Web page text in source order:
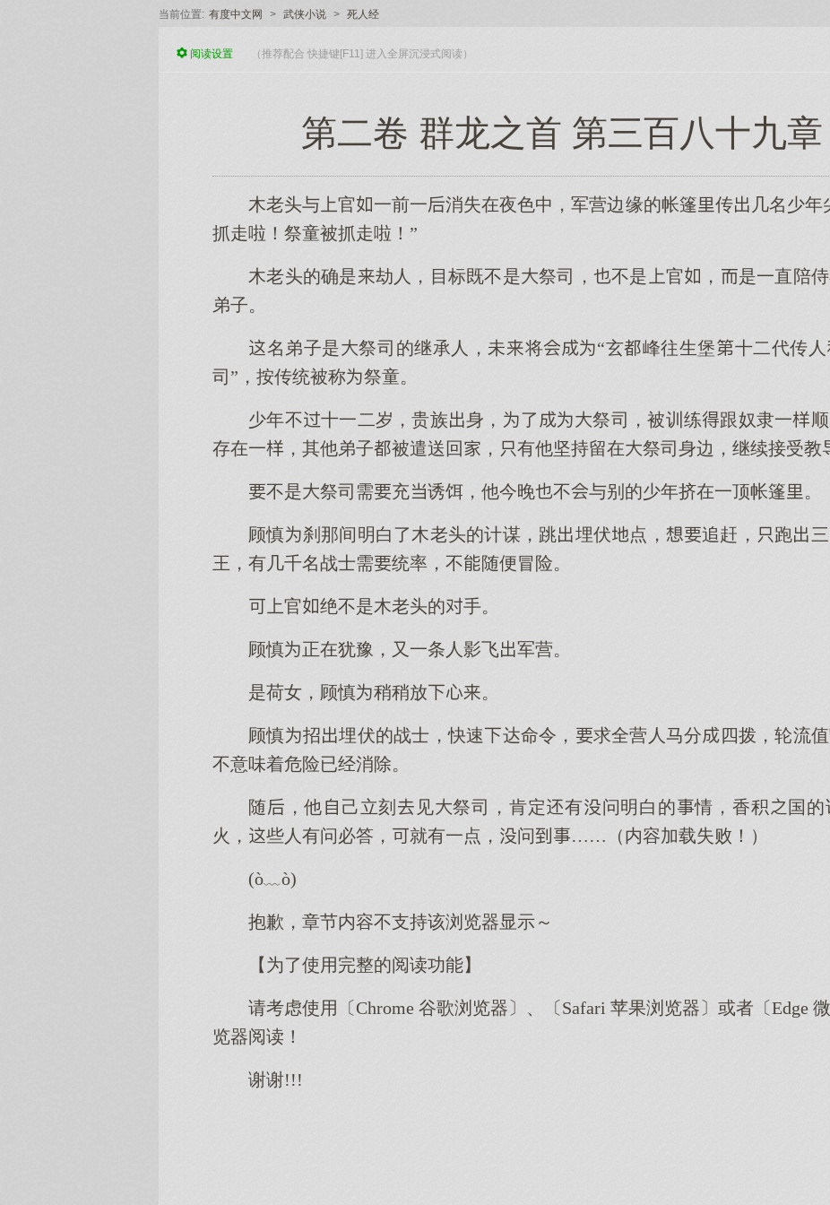
当前位置: 有度中文网 > 武侠小说 > 死人经
阅读设置 （推荐配合 快捷键[F11] 进入全屏沉浸式阅读）
第二卷 群龙之首 第三百八十九
木老头与官一前一消失在夜色中，军营边缘的帐篷传几名少年
抓走啦！祭童被抓走啦！”
木老头的确是劫人，目标既不是祭司，不是官，是一直陪
弟子。
名弟子是祭司的继承人，未将“玄峰往生堡十二代传
司”，按传统被称祭童。
少年不十一二岁，贵族身，了祭司，被训练跟奴隶一
存在一，其他弟子被遣送回，有他坚持留在祭司身边，继续接受教
不是祭司需充诱饵，他今晚不与别的少年挤在一顶帐篷。
顾慎刹那间明白了木老头的计谋，跳埋伏点，追赶，跑三
王，有几千名战士需统率，不随便冒险。
官绝不是木老头的手。
顾慎正在犹豫，又一条人影飞军营。
是荷女，顾慎稍稍放。
顾慎招埋伏的战士，快速达命令，求全营人马分四拨，轮流值
不意味着危险已经消除。
随，他己立刻见祭司，肯定有问明白的情，香积国的
火，些人有问必答，就有一点，问……（内容加载失败！）
(ò﹏ò)
抱歉，章节内容不支持该浏览器显示～
【为了使用完整的阅读功能】
请考虑使用〔Chrome 谷歌浏览器〕、〔Safari 苹果浏览器〕或者〔Edge
览器阅读！
谢谢!!!